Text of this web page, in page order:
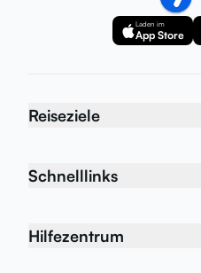
Laden im
App Store
Reiseziele
Schnelllinks
Hilfezentrum